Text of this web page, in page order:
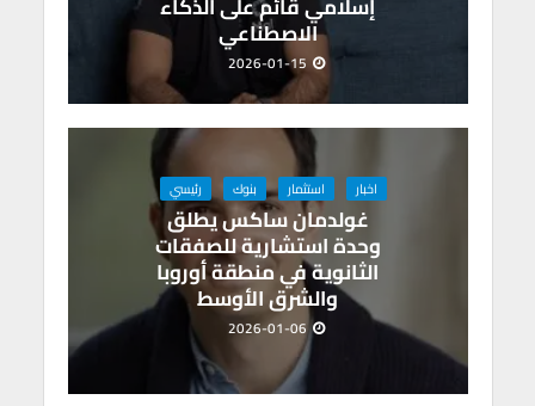
إسلامي قائم على الذكاء
الاصطناعي
2026-01-15
اخبار استثمار بنوك رئيسي
غولدمان ساكس يطلق
وحدة استشارية للصفقات
الثانوية في منطقة أوروبا
والشرق الأوسط
2026-01-06